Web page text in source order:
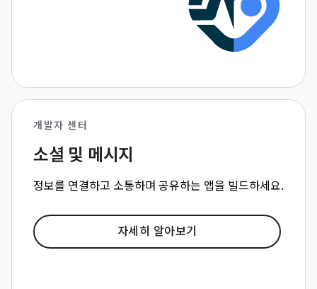
개발자 센터
소셜 및 메시지
정보를 연결하고 소통하며 공유하는 앱을 빌드하세요.
자세히 알아보기